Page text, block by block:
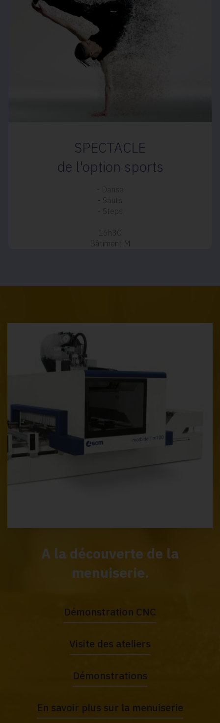
SPECTACLE
de l'option sports
- Danse
- Sauts
- Steps
16h30
Bâtiment M
A la découverte de la
menuiserie.
Démonstration CNC
Visite des ateliers
Démonstrations
En savoir plus sur la menuiserie